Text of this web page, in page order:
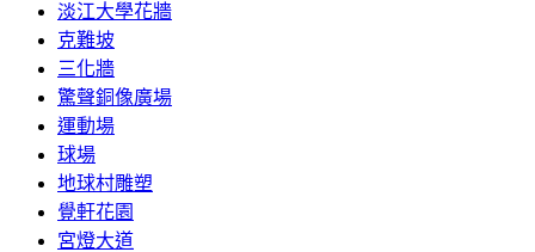
淡江大學花牆
克難坡
三化牆
驚聲銅像廣場
運動場
球場
地球村雕塑
覺軒花園
宮燈大道